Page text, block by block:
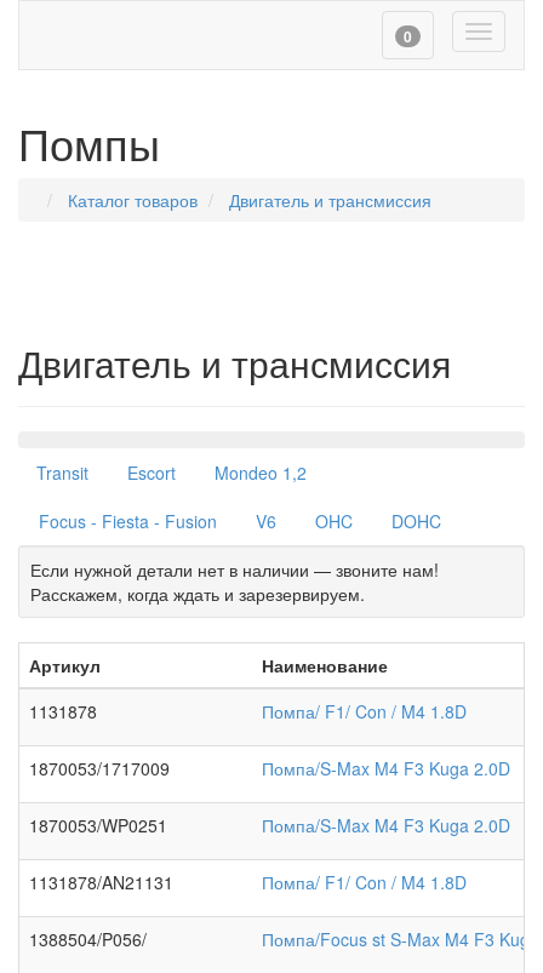
Toggle
0
Помпы
Каталог товаров Двигатель и трансмиссия
Двигатель и трансмиссия
Transit
Escort
Mondeo 1,2
Focus - Fiesta - Fusion
V6 OHC
DOHC
Если нужной детали нет в наличии — звоните нам!
Расскажем, когда ждать и зарезервируем.
Артикул
Наименование
1131878
Помпа/ F1/ Con / M4 1.8D
1870053/1717009 Помпа/S-Max M4 F3 Kuga 2.0D
1870053/WP0251 Помпа/S-Max M4 F3 Kuga 2.0D
1131878/AN21131 Помпа/ F1/ Con / M4 1.8D
1388504/P056/ Помпа/Focus st S-Max M4 F3